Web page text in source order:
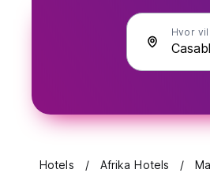
Hvor
Hotels Afrika Hotels